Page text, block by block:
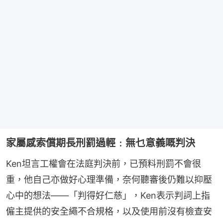
家屬感索償期長刑罰過輕﹕無乜意義嘅判決
Ken坦言工權會在法庭判決前，已預料刑罰不會很
重，他自己亦做好心理準備，奈何聽審後仍難以抑壓
心中的想法——「判得好仁慈」，Ken表示判詞上指
僱主提供的安全繩不合規格，以及使用前沒有檢查安